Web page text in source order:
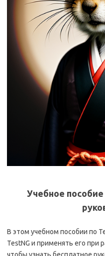
Учебное
В этом учебном пособии по
TestNG и применять его при
чтобы узнать бесплатное